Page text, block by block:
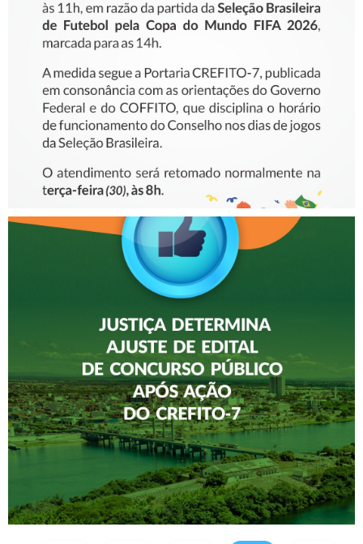
COMUNICADO – ALTERAÇÃO
DE EXPEDIENTE
JUSTIÇA DETERMINA
AJUSTE DE EDITAL DE
CONCURSO PÚBLICO APÓS
AÇÃO DO CREFITO-7